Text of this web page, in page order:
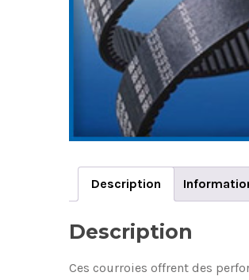
Description
Description
Ces courroies offrent des